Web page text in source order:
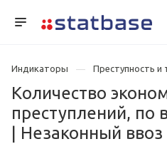
Индикаторы Преступность и
Количество
преступлений, по
| Незаконный